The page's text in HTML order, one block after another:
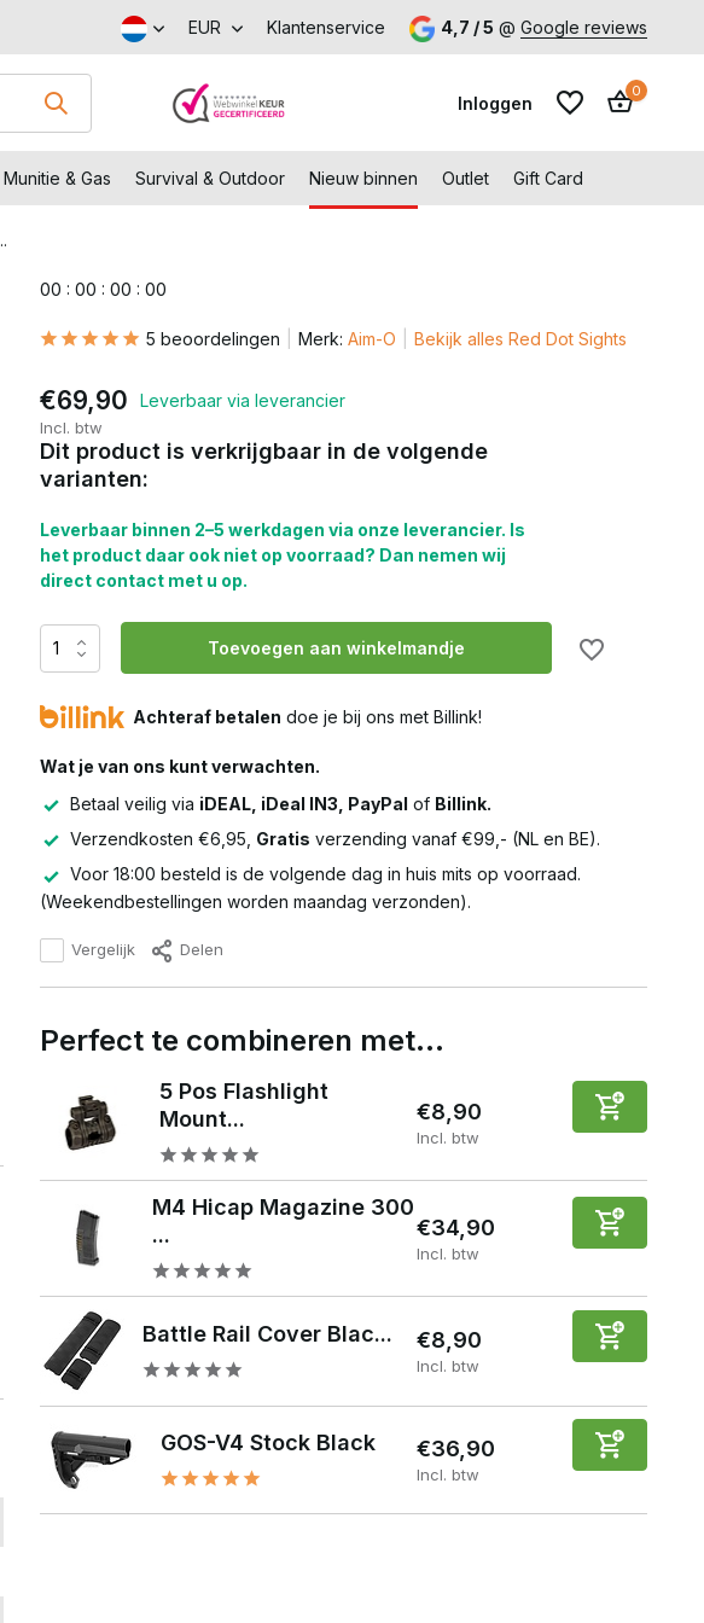
€99,- Bezoek onze fysieke winkel in Capelle aan den IJssel
EUR Klantenservice 4,7 / 5 @ Google reviews
Inloggen
0
Munitie & Gas Survival & Outdoor Nieuw binnen Outlet Gift Card
00 : 00 : 00 : 00
5 beoordelingen Merk: Aim-O Bekijk alles Red Dot Sights
€69,90 Leverbaar via leverancier
Incl. btw
Dit product is verkrijgbaar in de volgende
varianten:
Leverbaar binnen 2–5 werkdagen via onze leverancier. Is
het product daar ook niet op voorraad? Dan nemen wij
direct contact met u op.
Toevoegen aan winkelmandje
Achteraf betalen doe je bij ons met Billink!
Wat je van ons kunt verwachten.
Betaal veilig via iDEAL, iDeal IN3, PayPal of Billink.
Verzendkosten €6,95, Gratis verzending vanaf €99,- (NL en BE).
Voor 18:00 besteld is de volgende dag in huis mits op voorraad.
(Weekendbestellingen worden maandag verzonden).
Vergelijk Delen
Perfect te combineren met…
5 Pos Flashlight
Mount...
€8,90
Incl. btw
M4 Hicap Magazine 300
...
€34,90
Incl. btw
Battle Rail Cover Blac... €8,90
Incl. btw
GOS-V4 Stock Black €36,90
Incl. btw